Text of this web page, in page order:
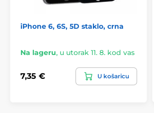
iPhone 6, 6S, 5D staklo, crna
Na lageru, u utorak 11. 8. kod vas
7,35 € U košaricu